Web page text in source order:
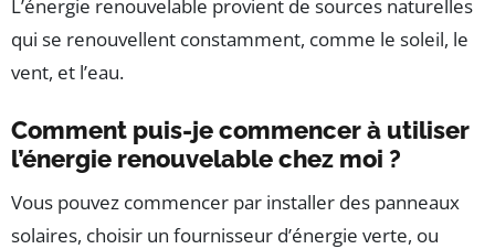
L’énergie renouvelable provient de sources naturelles
qui se renouvellent constamment, comme le soleil, le
vent, et l’eau.
Comment puis-je commencer à utiliser
l’énergie renouvelable chez moi ?
Vous pouvez commencer par installer des panneaux
solaires, choisir un fournisseur d’énergie verte, ou